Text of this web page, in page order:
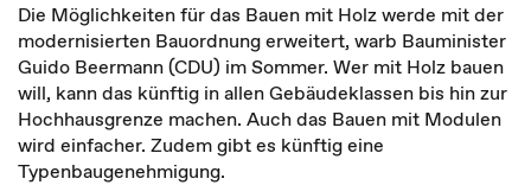
Die Möglichkeiten für das Bauen mit Holz werde mit der
modernisierten Bauordnung erweitert, warb Bauminister
Guido Beermann (CDU) im Sommer. Wer mit Holz bauen
will, kann das künftig in allen Gebäudeklassen bis hin zur
Hochhausgrenze machen. Auch das Bauen mit Modulen
wird einfacher. Zudem gibt es künftig eine
Typenbaugenehmigung.